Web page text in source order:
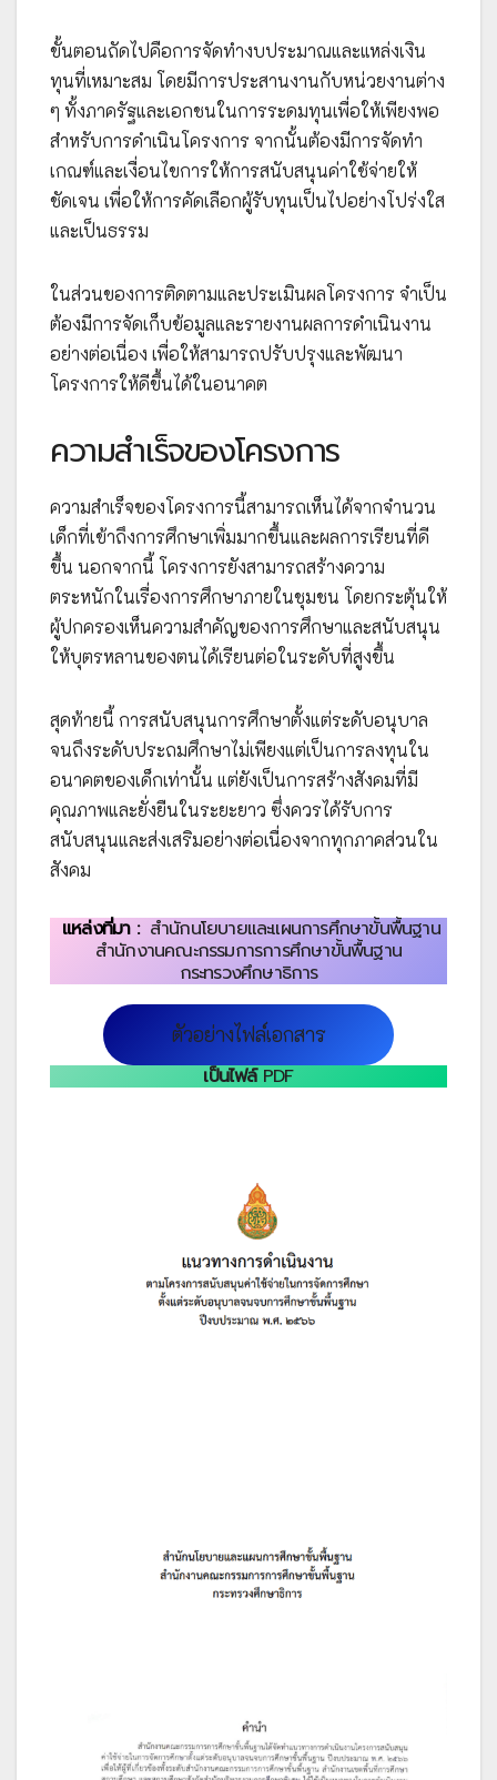
ขั้นตอนถัดไปคือการจัดทำงบประมาณและแหล่งเงิน
ทุนที่เหมาะสม โดยมีการประสานงานกับหน่วยงานต่าง
ๆ ทั้งภาครัฐและเอกชนในการระดมทุนเพื่อให้เพียงพอ
สำหรับการดำเนินโครงการ จากนั้นต้องมีการจัดทำ
เกณฑ์และเงื่อนไขการให้การสนับสนุนค่าใช้จ่ายให้
ชัดเจน เพื่อให้การคัดเลือกผู้รับทุนเป็นไปอย่างโปร่งใส
และเป็นธรรม
ในส่วนของการติดตามและประเมินผลโครงการ จำเป็น
ต้องมีการจัดเก็บข้อมูลและรายงานผลการดำเนินงาน
อย่างต่อเนื่อง เพื่อให้สามารถปรับปรุงและพัฒนา
โครงการให้ดีขึ้นได้ในอนาคต
ความสำเร็จของโครงการ
ความสำเร็จของโครงการนี้สามารถเห็นได้จากจำนวน
เด็กที่เข้าถึงการศึกษาเพิ่มมากขึ้นและผลการเรียนที่ดี
ขึ้น นอกจากนี้ โครงการยังสามารถสร้างความ
ตระหนักในเรื่องการศึกษาภายในชุมชน โดยกระตุ้นให้
ผู้ปกครองเห็นความสำคัญของการศึกษาและสนับสนุน
ให้บุตรหลานของตนได้เรียนต่อในระดับที่สูงขึ้น
สุดท้ายนี้ การสนับสนุนการศึกษาตั้งแต่ระดับอนุบาล
จนถึงระดับประถมศึกษาไม่เพียงแต่เป็นการลงทุนใน
อนาคตของเด็กเท่านั้น แต่ยังเป็นการสร้างสังคมที่มี
คุณภาพและยั่งยืนในระยะยาว ซึ่งควรได้รับการ
สนับสนุนและส่งเสริมอย่างต่อเนื่องจากทุกภาคส่วนใน
สังคม
แหล่งที่มา : สำนักนโยบายและแผนการศึกษาขั้นพื้นฐาน
สำนักงานคณะกรรมการการศึกษาขั้นพื้นฐาน
กระทรวงศึกษาธิการ
ตัวอย่างไฟล์เอกสาร
เป็นไฟล์PDF